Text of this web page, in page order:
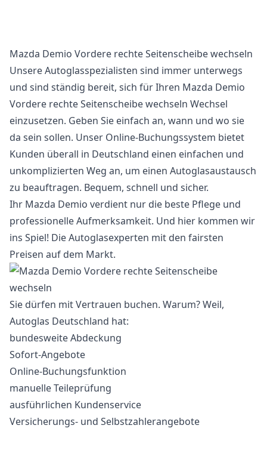
Mazda Demio Vordere rechte Seitenscheibe wechseln
Unsere Autoglasspezialisten sind immer unterwegs
und sind ständig bereit, sich für Ihren Mazda Demio
Vordere rechte Seitenscheibe wechseln Wechsel
einzusetzen. Geben Sie einfach an, wann und wo sie
da sein sollen. Unser Online-Buchungssystem bietet
Kunden überall in Deutschland einen einfachen und
unkomplizierten Weg an, um einen Autoglasaustausch
zu beauftragen. Bequem, schnell und sicher.
Ihr Mazda Demio verdient nur die beste Pflege und
professionelle Aufmerksamkeit. Und hier kommen wir
ins Spiel! Die Autoglasexperten mit den fairsten
Preisen auf dem Markt.
Sie dürfen mit Vertrauen buchen. Warum? Weil,
Autoglas Deutschland hat:
bundesweite Abdeckung
Sofort-Angebote
Online-Buchungsfunktion
manuelle Teileprüfung
ausführlichen Kundenservice
Versicherungs- und Selbstzahlerangebote